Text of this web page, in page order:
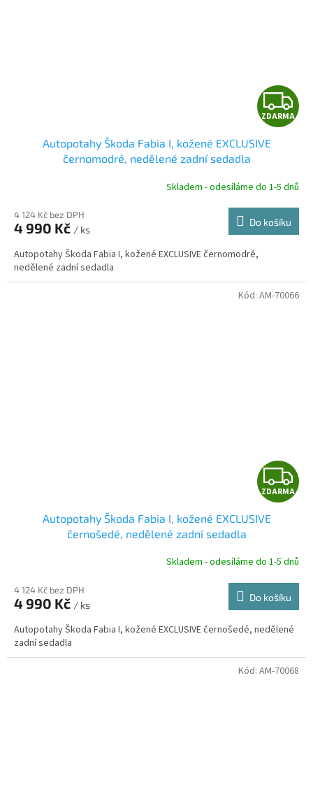
Z
D
R
ZDARMA
Autopotahy Škoda Fabia I, kožené EXCLUSIVE
černomodré, nedělené zadní sedadla
Skladem - odesíláme do 1-5 dnů
4 124 Kč bez DPH
4 990 Kč / ks
Do košíku
Autopotahy Škoda Fabia I, kožené EXCLUSIVE černomodré,
nedělené zadní sedadla
Z
D
R
A
ZDARMA
Autopotahy Škoda Fabia I, kožené EXCLUSIVE
černošedé, nedělené zadní sedadla
Skladem - odesíláme do 1-5 dnů
4 124 Kč bez DPH
4 990 Kč / ks
Do košíku
Autopotahy Škoda Fabia I, kožené EXCLUSIVE černošedé, nedělené
zadní sedadla
Kód: AM-70066
Kód: AM-70068